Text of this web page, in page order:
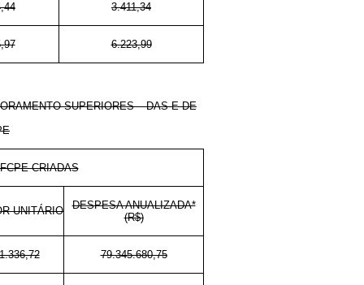
3.411,34
6.223,99
SUPERIORES – DAS E DE
CRIADAS
UNITÁRIO
DESPESA ANUALIZADA*
(R$)
79.345.680,75